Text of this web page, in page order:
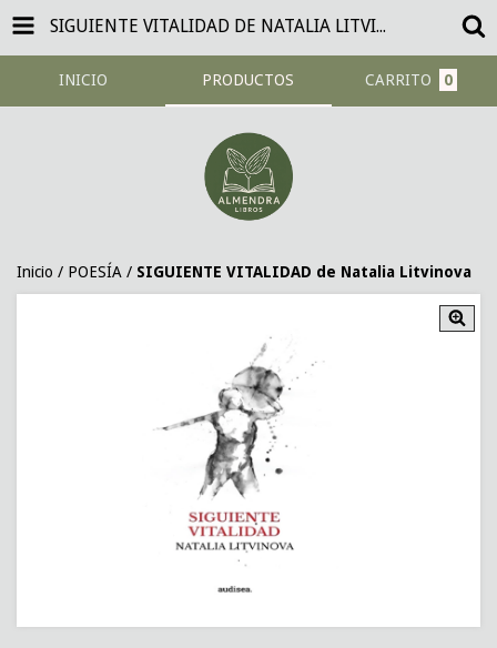
SIGUIENTE VITALIDAD DE NATALIA LITVINOVA
INICIO PRODUCTOS CARRITO 0
Inicio / POESÍA / SIGUIENTE VITALIDAD de Natalia Litvinova